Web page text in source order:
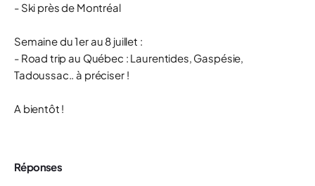
- Ski près de Montréal
Semaine du 1er au 8 juillet :
- Road trip au Québec : Laurentides, Gaspésie,
Tadoussac.. à préciser !
A bientôt !
Réponses